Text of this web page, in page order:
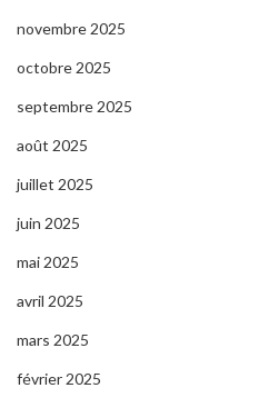
novembre 2025
octobre 2025
septembre 2025
août 2025
juillet 2025
juin 2025
mai 2025
avril 2025
mars 2025
février 2025